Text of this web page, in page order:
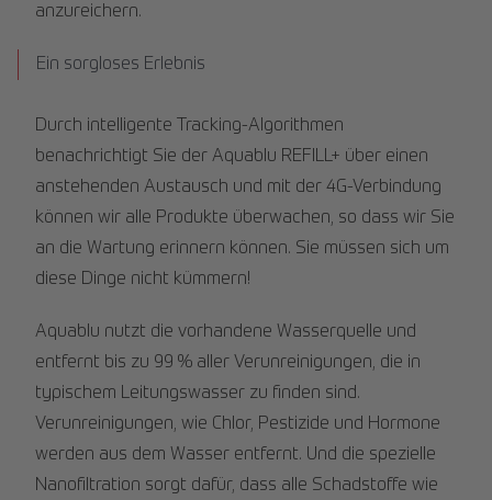
anzureichern.
Ein sorgloses Erlebnis
Durch intelligente Tracking-Algorithmen
benachrichtigt Sie der Aquablu REFILL+ über einen
anstehenden Austausch und mit der 4G-Verbindung
können wir alle Produkte überwachen, so dass wir Sie
an die Wartung erinnern können. Sie müssen sich um
diese Dinge nicht kümmern!
Aquablu nutzt die vorhandene Wasserquelle und
entfernt bis zu 99 % aller Verunreinigungen, die in
typischem Leitungswasser zu finden sind.
Verunreinigungen, wie Chlor, Pestizide und Hormone
werden aus dem Wasser entfernt. Und die spezielle
Nanofiltration sorgt dafür, dass alle Schadstoffe wie